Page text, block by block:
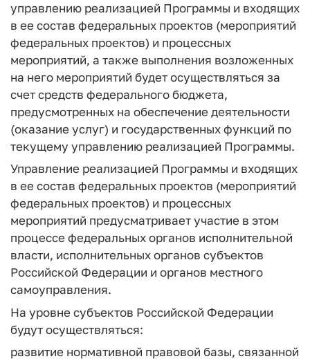
управлению реализацией Программы и входящих
в ее состав федеральных проектов (мероприятий
федеральных проектов) и процессных
мероприятий, а также выполнения возложенных
на него мероприятий будет осуществляться за
счет средств федерального бюджета,
предусмотренных на обеспечение деятельности
(оказание услуг) и государственных функций по
текущему управлению реализацией Программы.
Управление реализацией Программы и входящих
в ее состав федеральных проектов (мероприятий
федеральных проектов) и процессных
мероприятий предусматривает участие в этом
процессе федеральных органов исполнительной
власти, исполнительных органов субъектов
Российской Федерации и органов местного
самоуправления.
На уровне субъектов Российской Федерации
будут осуществляться:
развитие нормативной правовой базы, связанной